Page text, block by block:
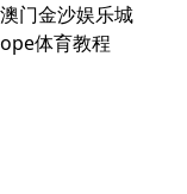
澳门金沙娱乐城
ope体育教程